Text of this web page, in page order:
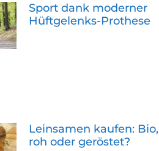
Sport dank moderner
Hüftgelenks-Prothese
Leinsamen kaufen: Bio,
roh oder geröstet?